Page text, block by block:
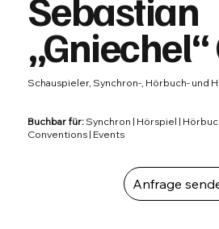
Schauspieler, Synchron-, Hörbuch- und
Buchbar für: Synchron | Hörspiel |
Conventions | Events
Anfrage